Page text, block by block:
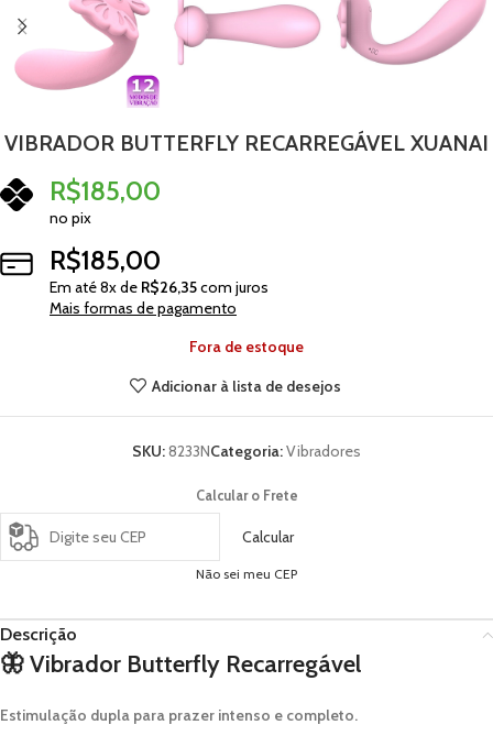
VIBRADOR BUTTERFLY RECARREGÁVEL XUANAI
R$185,00
no pix
R$185,00
Em até8x de R$26,35com juros
Mais formas de pagamento
Fora de estoque
Adicionar à lista de desejos
SKU:8233NCategoria:Vibradores
Calcular o Frete
Calcular
Não sei meu CEP
Descrição
🦋Vibrador Butterfly Recarregável
Estimulação dupla para prazer intenso e completo.